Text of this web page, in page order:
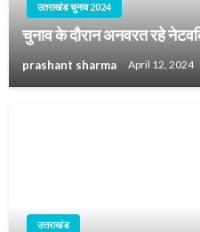
उतराखंड चुनाव 2024
चुनाव के दौरान अनवरत रहे
prashant sharma April 12, 2024
उत्तराखंड